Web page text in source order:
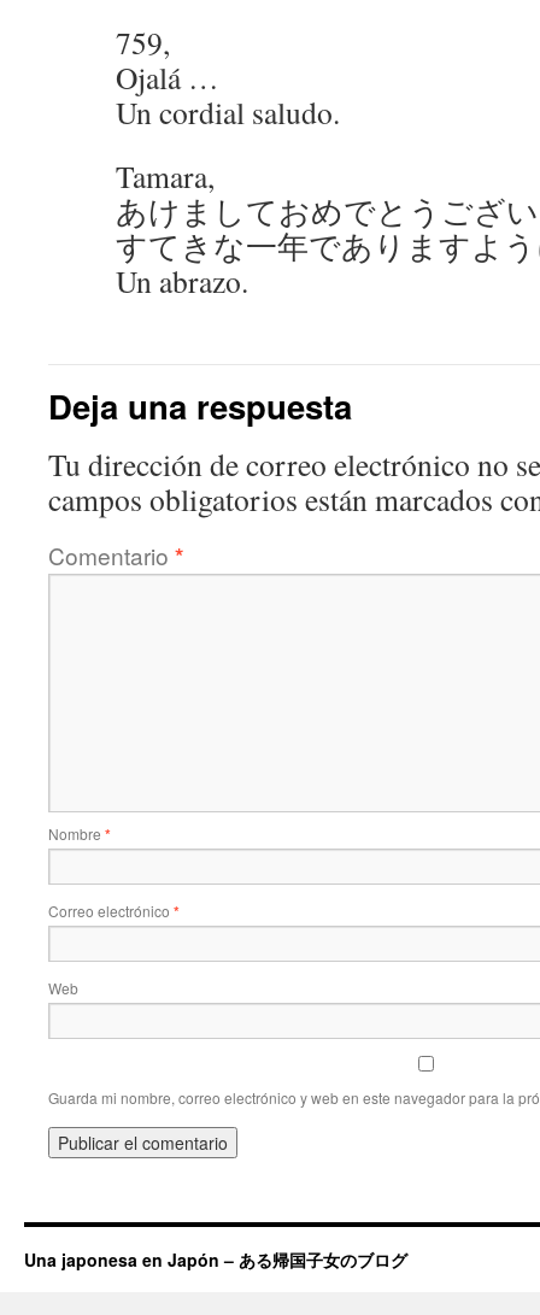
759,
Ojalá …
Un cordial saludo.
Tamara,
あけましておめでとうござ
すてきな一年でありますよ
Un abrazo.
Deja una respuesta
Tu dirección de correo electrónico no
campos obligatorios están marcados
Comentario *
Nombre *
Correo electrónico *
Web
Guarda mi nombre, correo electrónico y web en este navegador para la
Una japonesa en Japón – ある帰国子女のブログ